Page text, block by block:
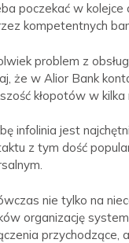
poczekać w kolejce
kompetentnych
problem z
że w Alior Bank
kłopotów w kilka
infolinia jest
z tym dość
nie tylko na
organizację
przychodzące,